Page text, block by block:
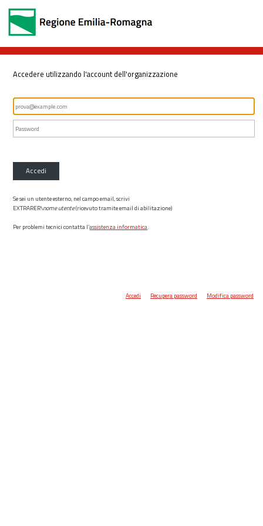
Accedere utilizzando l'account dell'organizzazione
Accedi
Se sei un utente esterno, nel campo email, scrivi
EXTRARER\nome utente(ricevuto tramite email di abilitazione)
Per problemi tecnici contatta l’assistenza informatica.
Accedi Recupera password Modifica password